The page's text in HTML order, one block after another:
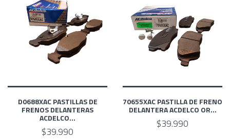
D0688XAC PASTILLAS DE
FRENOS DELANTERAS
ACDELCO...
$39.990
70655XAC PASTILLA DE FRENO
DELANTERA ACDELCO OR...
$39.990